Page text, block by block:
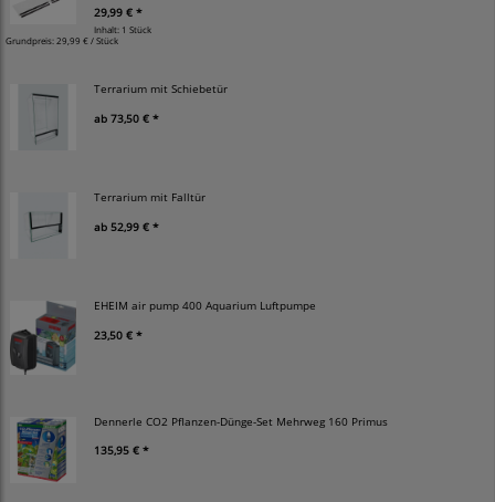
29,99 € *
Inhalt: 1 Stück
Grundpreis:29,99 € / Stück
Terrarium mit Schiebetür
ab 73,50 € *
Terrarium mit Falltür
ab 52,99 € *
EHEIM air pump 400 Aquarium Luftpumpe
23,50 € *
Dennerle CO2 Pflanzen-Dünge-Set Mehrweg 160 Primus
135,95 € *